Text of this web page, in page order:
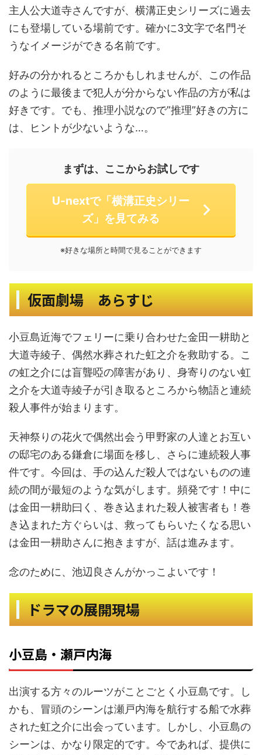
主人公大道寺さんですが、横溝正史シリーズに過去
にも登場している場前です。確かに3文字で名門そ
うなイメージができる名前です。
好みの分かれるところかもしれませんが、この作品
のように最後まで犯人が分からない作品の方が私は
好きです。でも、推理小説なので”推理”好きの方に
は、ヒントが少ないような…。
まずは、ここからお試しです
U-nextで「横溝正史シリー
ズ」を見てみる
※好きな場所と時間で見ることができます
仮面劇場 あらすじ
小豆島近海でフェリーに乗り合わせた金田一耕助と
大道寺綾子、偶然水葬された虹之介を救助する。こ
の虹之介には盲聾啞の障害があり、身寄りのない虹
之介を大道寺綾子が引き取るところから物語と連続
殺人事件が始まります。
天神祭りの花火で偶然出会う甲野家の人達とお互い
の邸宅のある鎌倉に場面を移し、さらに連続殺人事
件です。今回は、手の込んだ殺人ではないものの連
続の間が最短のような気がします。頻発です！中に
は金田一耕助曰く、巻き込まれた殺人被害者も！巻
き込まれた方ぐらいは、救ってもらいたくなる思い
は金田一耕助さんに抱きますが、話は進みます。
念のために、池辺良さんがかっこよいです！
ドラマの展開現場
小豆島・瀬戸内海
出演する方々のルーツがことごとく小豆島です。し
かも、冒頭のシーンは瀬戸内海を航行する船で水葬
された虹之介に出会っています。しかし、小豆島の
シーンは、かなり限定的です。今であれば、提供に